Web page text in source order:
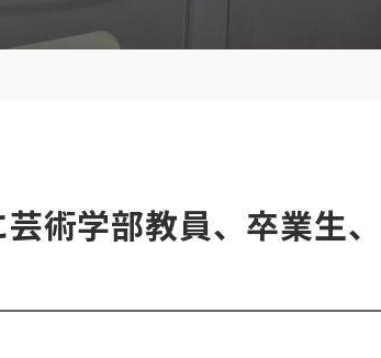
芸術学部教員、卒業生